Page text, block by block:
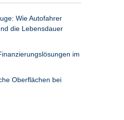
Wie Autofahrer
die Lebensdauer
im
Oberflächen bei